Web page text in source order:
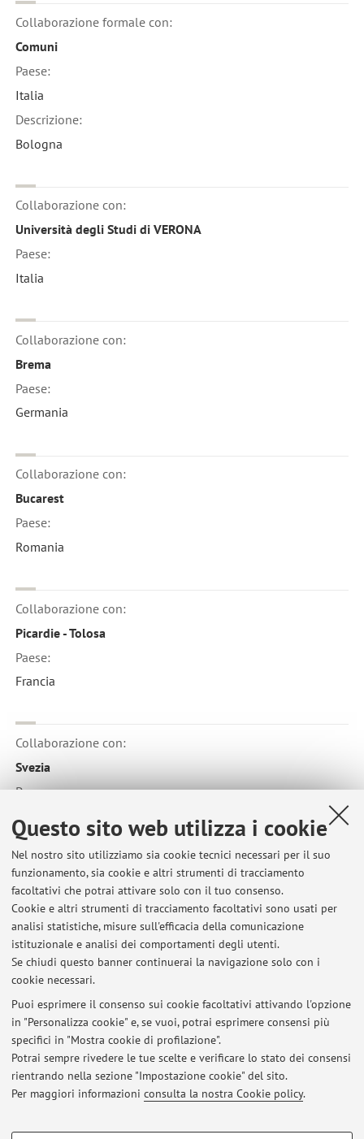
Questo sito web utilizza i cookie
Nel nostro sito utilizziamo sia cookie tecnici necessari per il suo
funzionamento, sia cookie e altri strumenti di tracciamento
facoltativi che potrai attivare solo con il tuo consenso.
Cookie e altri strumenti di tracciamento facoltativi sono usati per
analisi statistiche, misure sull'efficacia della comunicazione
istituzionale e analisi dei comportamenti degli utenti.
Se chiudi questo banner continuerai la navigazione solo con i
cookie necessari.
Puoi esprimere il consenso sui cookie facoltativi attivando l'opzione
in "Personalizza cookie" e, se vuoi, potrai esprimere consensi più
specifici in "Mostra cookie di profilazione".
Potrai sempre rivedere le tue scelte e verificare lo stato dei consensi
rientrando nella sezione "Impostazione cookie" del sito.
Per maggiori informazioni consulta la nostra Cookie policy.
Collaborazione formale con:
Comuni
Paese:
Italia
Descrizione:
Bologna
Collaborazione con:
Università degli Studi di VERONA
Paese:
Italia
Collaborazione con:
Brema
Paese:
Germania
Collaborazione con:
Bucarest
Paese:
Romania
Collaborazione con:
Picardie - Tolosa
Paese:
Francia
Collaborazione con:
Svezia
Paese:
Ultimi avvisi
RISULTATI APPELLO DEL 11 GIUGNO 2026
Pubblicato il: 19 giugno 2026
VERBALIZZAZIONI
Pubblicato il: 11 dicembre 2025
Colloquio di recupero di una delle due prove in itinere
Pubblicato il: 28 novembre 2025